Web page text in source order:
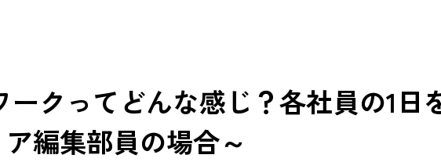
ークってどんな感じ？各社員の1日
編集部員の場合～